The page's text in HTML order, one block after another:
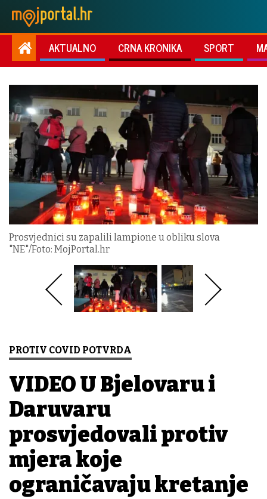
AKTUALNO CRNA KRONIKA SPORT
Prosvjednici su zapalili lampione u obliku slova
"NE"/Foto: MojPortal.hr
PROTIV COVID POTVRDA
VIDEO U Bjelovaru i
Daruvaru
prosvjedovali protiv
mjera koje
ograničavaju kretanje